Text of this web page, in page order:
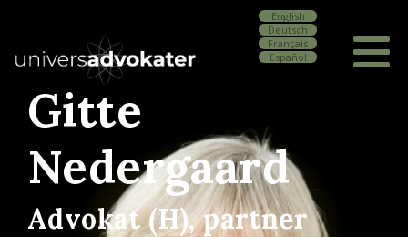
English
Deutsch
Français
Español
Gitte
Nedergaard
Advokat (H), partner